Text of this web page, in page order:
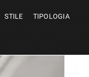
STILE TIPOLOGIA